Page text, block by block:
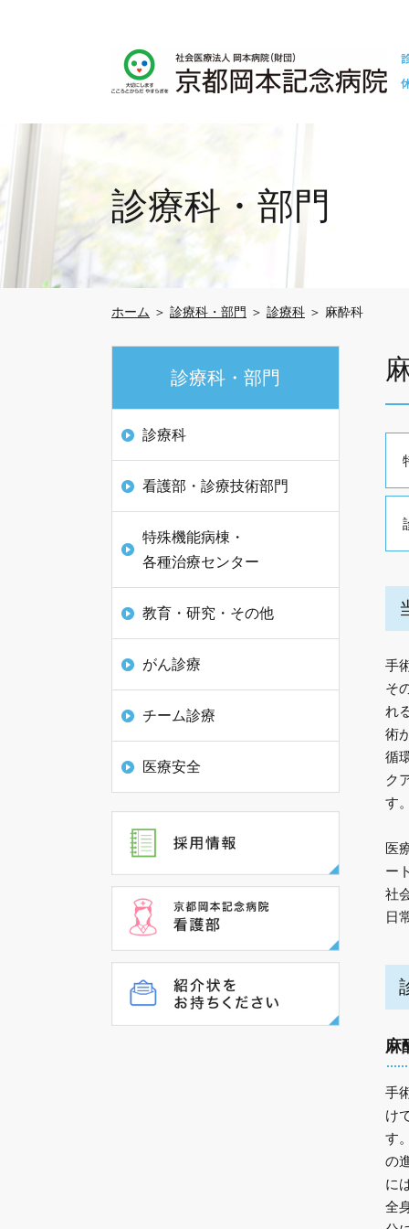
診療科・部門
ホーム ＞ 診療科・部門 ＞ 診療科 ＞ 麻酔科
手
そ
れ
術
循
ク
す
医
ー
社
日
麻
手
け
す
の
に
全
診療科・部門
診療科
看護部・診療技術部門
特殊機能病棟・
各種治療センター
教育・研究・その他
がん診療
チーム診療
医療安全